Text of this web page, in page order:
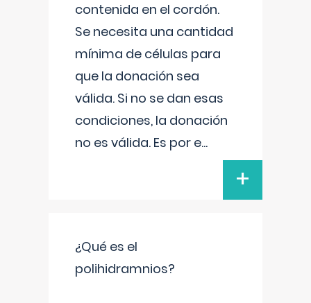
contenida en el cordón.
Se necesita una cantidad
mínima de células para
que la donación sea
válida. Si no se dan esas
condiciones, la donación
no es válida. Es por e...
+
¿Qué es el
polihidramnios?